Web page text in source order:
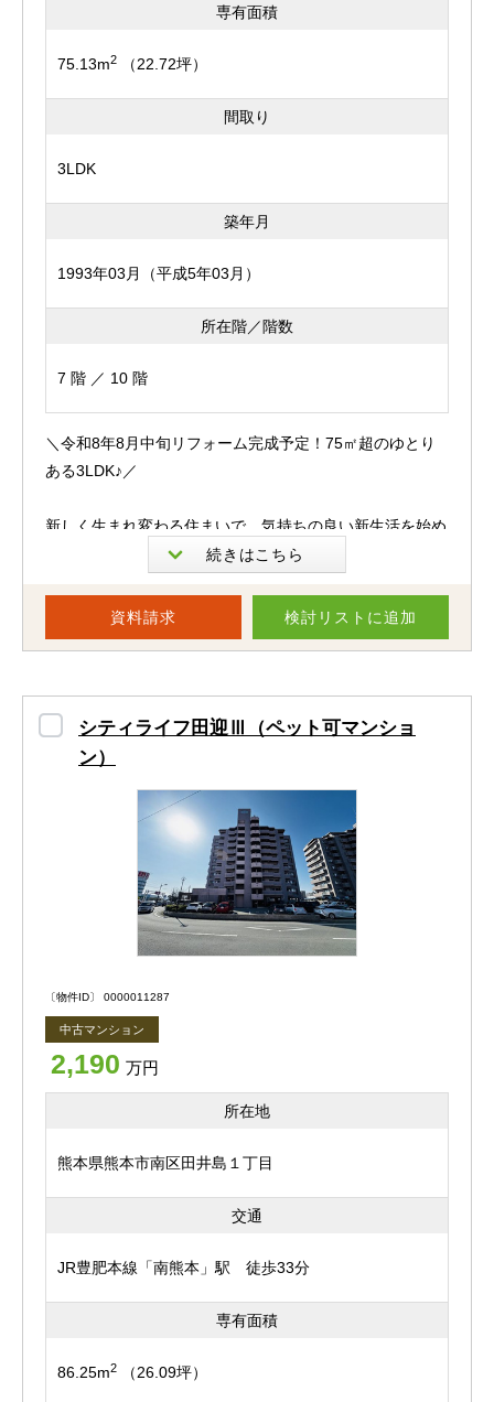
キ・エース 花園店まで968ｍ
で、予めご了承ください。>
専有面積
75.13m2 （22.72坪）
間取り
3LDK
築年月
1993年03月（平成5年03月）
所在階／階数
7 階 ／ 10 階
資料請求 検討リスト に追加
＼令和8年8月中旬リフォーム完成予定！75㎡超のゆとり
ある3LDK♪／
新しく生まれ変わる住まいで、気持ちの良い新生活を始め
南東向きで陽当たり良好◎
朝からやわらかな陽光が差し込み、ご家族みんなが心地よ
約18.3帖の広々LDKは、南東向きバルコニーに面した開放
感あふれる空間。
ご家族が自然と集まり、ゆったりとした時間をお過ごしい
専有面積75㎡超の3LDKで、独立した3つの洋室を確保。
ご夫婦の寝室やお子様部屋、書斎など、ご家族構成やライ
また、全居室に収納を完備しているため、お部屋をすっき
家族が集まるLDKとプライベート空間のバランスが取れ
管交換やクロス・床材の張替えなどの内装リフォームも実
きれいに生まれ変わるお部屋で、新生活を気持ちよくスタ
ーマートなどの生活利便施設が充実。
シティライフ田迎Ⅲ（ペット可マンショ
ン）
〔物件ID〕 0000011287
中古マンション
2,190 万円
所在地
熊本県熊本市南区田井島１丁目
交通
JR豊肥本線「南熊本」駅 徒歩33分
専有面積
86.25m2 （26.09坪）